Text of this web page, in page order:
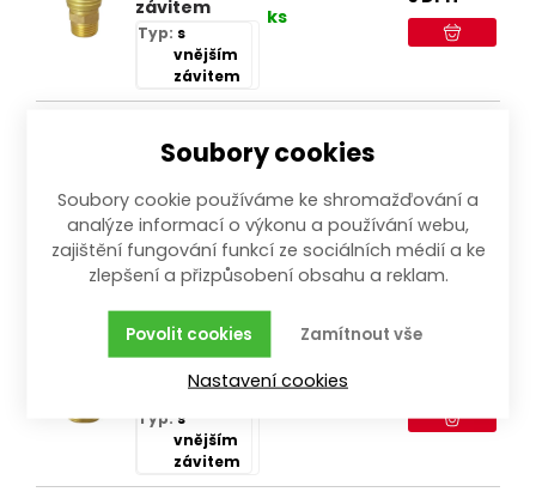
závitem
Typ: s
vnějším
závitem
ks
G 1/4" s
závitem
Typ:s
vnějším
závitem
ks
s DPH
koncovka G
3/8" s
závitem
Typ: s
vnějším
závitem
více než 20 ks
Soubory cookies
Soubory cookie používáme ke shromažďování a
analýze informací o výkonu a používání webu,
zajištění fungování funkcí ze sociálních médií a ke
zlepšení a přizpůsobení obsahu a reklam.
Zamítnout vše
Povolit cookies
Nastavení cookies